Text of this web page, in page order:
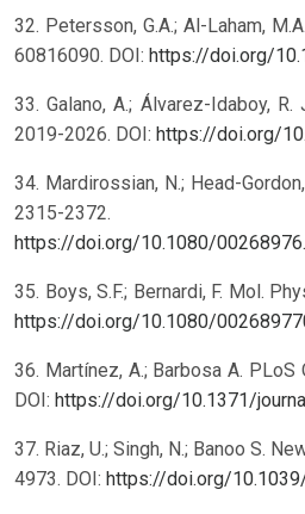
32. Petersson, G.A.; Al-Laham,
60816090. DOI: https://doi.org/
33. Galano, A.; Álvarez-Idaboy,
2019-2026. DOI: https://doi.org/
34. Mardirossian, N.; Head-
2315-
https://doi.org/10.1080/
35. Boys, S.F.; Bernardi, F. Mol.
https://doi.org/10.1080/
36. Martínez, A.; Barbosa A. PLoS
DOI: https://doi.org/10.1371/
37. Riaz, U.; Singh, N.; Banoo S.
4973. DOI: https://doi.org/